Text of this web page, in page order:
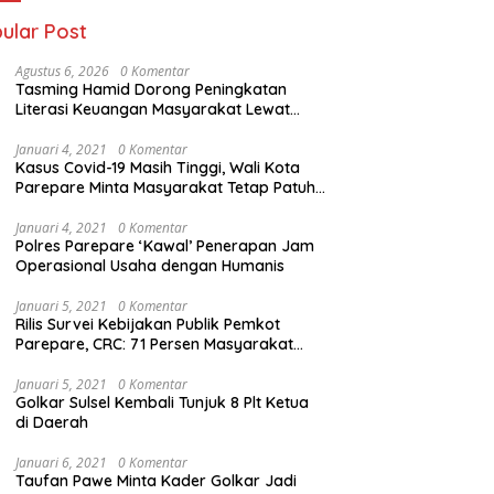
Post
Agustus 6, 2026 0 Komentar
Tasming Hamid Dorong Peningkatan
Literasi Keuangan Masyarakat Lewat
Januari 4, 2021 0 Komentar
Kasus Covid-19 Masih Tinggi, Wali Kota
Parepare Minta Masyarakat Tetap Patuhi
Januari 4, 2021 0 Komentar
Polres Parepare ‘Kawal’ Penerapan Jam
Operasional Usaha dengan Humanis
Januari 5, 2021 0 Komentar
Rilis Survei Kebijakan Publik Pemkot
Parepare, CRC: 71 Persen Masyarakat
Januari 5, 2021 0 Komentar
Golkar Sulsel Kembali Tunjuk 8 Plt Ketua
di Daerah
Januari 6, 2021 0 Komentar
Taufan Pawe Minta Kader Golkar Jadi